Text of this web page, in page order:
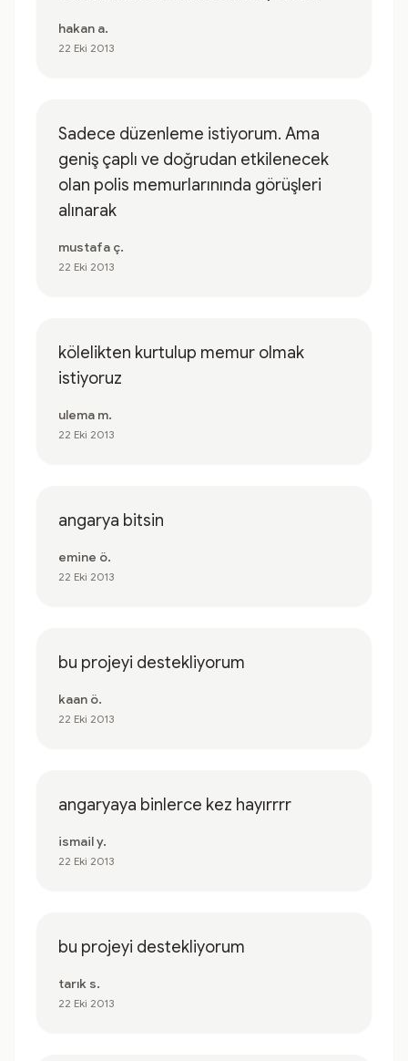
hakan a.
22 Eki 2013
Sadece düzenleme istiyorum. Ama
geniş çaplı ve doğrudan etkilenecek
olan polis memurlarınında görüşleri
alınarak
mustafa ç.
22 Eki 2013
kölelikten kurtulup memur olmak
istiyoruz
ulema m.
22 Eki 2013
angarya bitsin
emine ö.
22 Eki 2013
bu projeyi destekliyorum
kaan ö.
22 Eki 2013
angaryaya binlerce kez hayırrrr
ismail y.
22 Eki 2013
bu projeyi destekliyorum
tarık s.
22 Eki 2013